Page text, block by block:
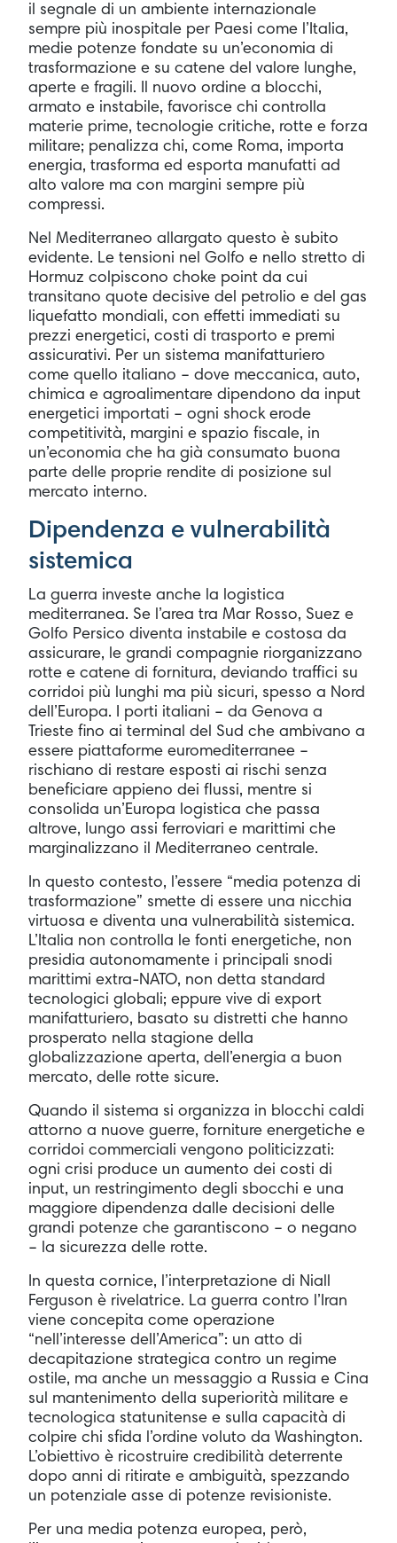
il segnale di un ambiente internazionale
sempre più inospitale per Paesi come l’Italia,
medie potenze fondate su un’economia di
trasformazione e su catene del valore lunghe,
aperte e fragili. Il nuovo ordine a blocchi,
armato e instabile, favorisce chi controlla
materie prime, tecnologie critiche, rotte e forza
militare; penalizza chi, come Roma, importa
energia, trasforma ed esporta manufatti ad
alto valore ma con margini sempre più
compressi.
Nel Mediterraneo allargato questo è subito
evidente. Le tensioni nel Golfo e nello stretto di
Hormuz colpiscono choke point da cui
transitano quote decisive del petrolio e del gas
liquefatto mondiali, con effetti immediati su
prezzi energetici, costi di trasporto e premi
assicurativi. Per un sistema manifatturiero
come quello italiano – dove meccanica, auto,
chimica e agroalimentare dipendono da input
energetici importati – ogni shock erode
competitività, margini e spazio fiscale, in
un’economia che ha già consumato buona
parte delle proprie rendite di posizione sul
mercato interno.
Dipendenza e vulnerabilità
sistemica
La guerra investe anche la logistica
mediterranea. Se l’area tra Mar Rosso, Suez e
Golfo Persico diventa instabile e costosa da
assicurare, le grandi compagnie riorganizzano
rotte e catene di fornitura, deviando traffici su
corridoi più lunghi ma più sicuri, spesso a Nord
dell’Europa. I porti italiani – da Genova a
Trieste fino ai terminal del Sud che ambivano a
essere piattaforme euromediterranee –
rischiano di restare esposti ai rischi senza
beneficiare appieno dei flussi, mentre si
consolida un’Europa logistica che passa
altrove, lungo assi ferroviari e marittimi che
marginalizzano il Mediterraneo centrale.
In questo contesto, l’essere “media potenza di
trasformazione” smette di essere una nicchia
virtuosa e diventa una vulnerabilità sistemica.
L’Italia non controlla le fonti energetiche, non
presidia autonomamente i principali snodi
marittimi extra-NATO, non detta standard
tecnologici globali; eppure vive di export
manifatturiero, basato su distretti che hanno
prosperato nella stagione della
globalizzazione aperta, dell’energia a buon
mercato, delle rotte sicure.
Quando il sistema si organizza in blocchi caldi
attorno a nuove guerre, forniture energetiche e
corridoi commerciali vengono politicizzati:
ogni crisi produce un aumento dei costi di
input, un restringimento degli sbocchi e una
maggiore dipendenza dalle decisioni delle
grandi potenze che garantiscono – o negano
– la sicurezza delle rotte.
In questa cornice, l’interpretazione di Niall
Ferguson è rivelatrice. La guerra contro l’Iran
viene concepita come operazione
“nell’interesse dell’America”: un atto di
decapitazione strategica contro un regime
ostile, ma anche un messaggio a Russia e Cina
sul mantenimento della superiorità militare e
tecnologica statunitense e sulla capacità di
colpire chi sfida l’ordine voluto da Washington.
L’obiettivo è ricostruire credibilità deterrente
dopo anni di ritirate e ambiguità, spezzando
un potenziale asse di potenze revisioniste.
Per una media potenza europea, però,